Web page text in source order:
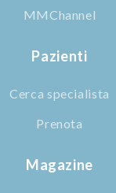
MMChannel
Pazienti
Cerca specialista
Prenota
Magazine